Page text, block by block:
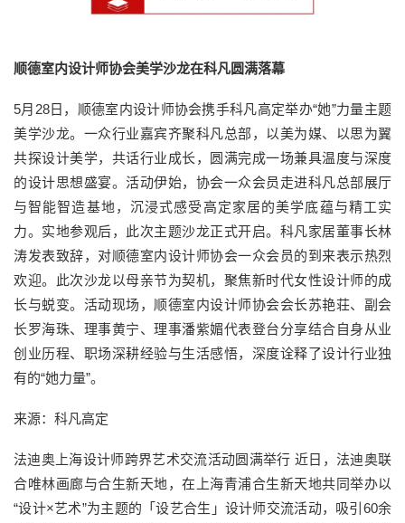
顺德室内设计师协会美学沙龙在科凡圆满落幕
5月28日，顺德室内设计师协会携手科凡高定举办“她”力量主题
美学沙龙。一众行业嘉宾齐聚科凡总部，以美为媒、以思为翼
共探设计美学，共话行业成长，圆满完成一场兼具温度与深度
的设计思想盛宴。活动伊始，协会一众会员走进科凡总部展厅
与智能智造基地，沉浸式感受高定家居的美学底蕴与精工实
力。实地参观后，此次主题沙龙正式开启。科凡家居董事长林
涛发表致辞，对顺德室内设计师协会一众会员的到来表示热烈
欢迎。此次沙龙以母亲节为契机，聚焦新时代女性设计师的成
长与蜕变。活动现场，顺德室内设计师协会会长苏艳荘、副会
长罗海珠、理事黄宁、理事潘紫媚代表登台分享结合自身从业
创业历程、职场深耕经验与生活感悟，深度诠释了设计行业独
有的“她力量”。
来源：科凡高定
法迪奥上海设计师跨界艺术交流活动圆满举行 近日，法迪奥联
合唯林画廊与合生新天地，在上海青浦合生新天地共同举办以
“设计×艺术”为主题的「设艺合生」设计师交流活动，吸引60余